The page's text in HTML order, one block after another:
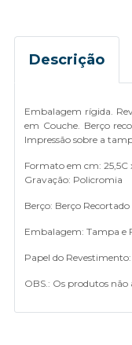
Descrição
Embalagem rígida.
em Couche. Berço
Impressão sobre a
Formato em cm: 25,5C x
Gravação: Policromia
Berço: Berço Recortado
Embalagem: Tampa e
Papel do
OBS.: Os produtos